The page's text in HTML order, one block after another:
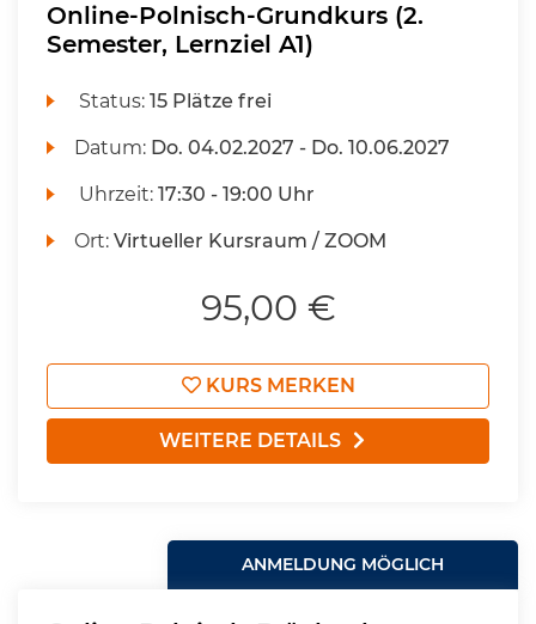
Online-Polnisch-Grundkurs (2.
Semester, Lernziel A1)
Status:15 Plätze frei
Datum: Do. 04.02.2027 - Do. 10.06.2027
Uhrzeit:17:30 - 19:00 Uhr
Ort:Virtueller Kursraum / ZOOM
95,00 €
KURS MERKEN
WEITERE DETAILS
ANMELDUNG MÖGLICH